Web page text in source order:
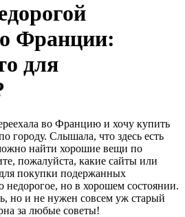
Франции:
для
во Францию и хочу купить
городу. Слышала, что здесь есть
найти хорошие вещи по
пожалуйста, какие сайты или
покупки подержанных
недорогое, но в хорошем состоянии.
но и не нужен совсем уж старый
за любые советы!